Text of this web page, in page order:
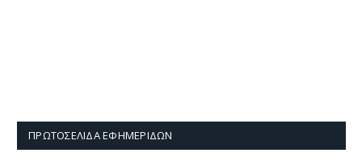
ΠΡΩΤΟΣΈΛΙΔΑ ΕΦΗΜΕΡΊΔΩΝ